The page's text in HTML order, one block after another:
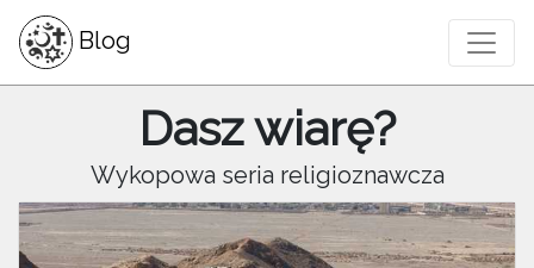
Blog
Dasz wiarę?
Wykopowa seria religioznawcza